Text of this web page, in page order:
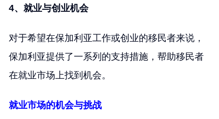
4、就业与创业机会
对于希望在保加利亚工作或创业的移民者来说，
保加利亚提供了一系列的支持措施，帮助移民者
在就业市场上找到机会。
就业市场的机会与挑战